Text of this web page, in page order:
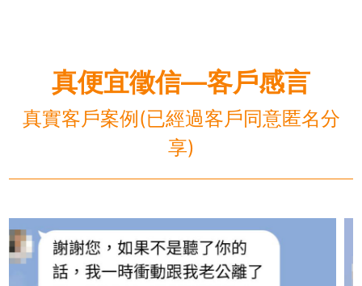
真便宜徵信—客戶感言
真實客戶案例(已經過客戶同意匿名分
享)